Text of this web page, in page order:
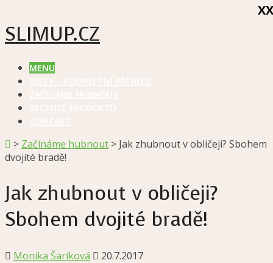
SLIMUP.CZ
MENU
> Začínáme hubnout > Jak zhubnout v obličeji? Sbohem
dvojité bradě!
Jak zhubnout v obličeji?
Sbohem dvojité bradě!
Monika Šaríková
20.7.2017
XX